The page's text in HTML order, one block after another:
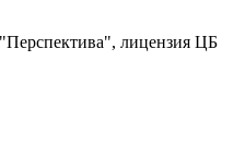
лицензия ЦБ